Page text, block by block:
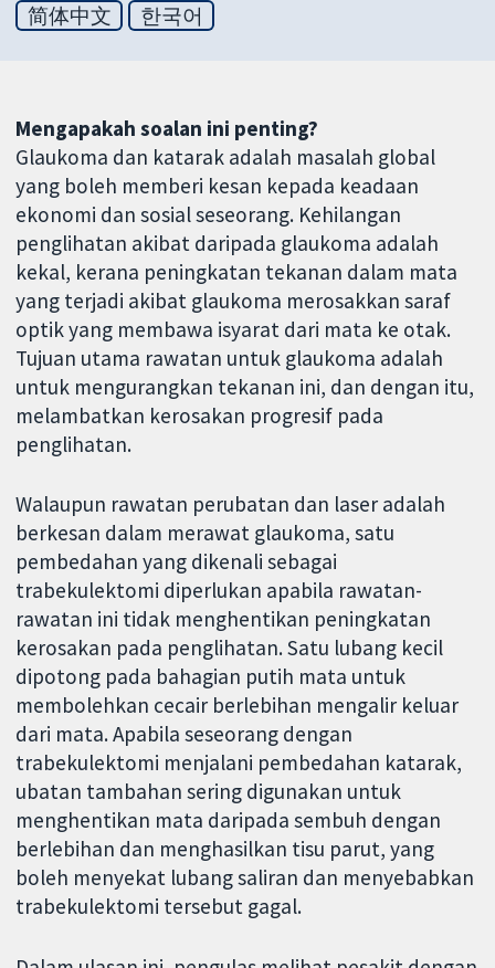
简体中文
한국어
Mengapakah soalan ini penting?
Glaukoma dan katarak adalah masalah global
yang boleh memberi kesan kepada keadaan
ekonomi dan sosial seseorang. Kehilangan
penglihatan akibat daripada glaukoma adalah
kekal, kerana peningkatan tekanan dalam mata
yang terjadi akibat glaukoma merosakkan saraf
optik yang membawa isyarat dari mata ke otak.
Tujuan utama rawatan untuk glaukoma adalah
untuk mengurangkan tekanan ini, dan dengan itu,
melambatkan kerosakan progresif pada
penglihatan.
Walaupun rawatan perubatan dan laser adalah
berkesan dalam merawat glaukoma, satu
pembedahan yang dikenali sebagai
trabekulektomi diperlukan apabila rawatan-
rawatan ini tidak menghentikan peningkatan
kerosakan pada penglihatan. Satu lubang kecil
dipotong pada bahagian putih mata untuk
membolehkan cecair berlebihan mengalir keluar
dari mata. Apabila seseorang dengan
trabekulektomi menjalani pembedahan katarak,
ubatan tambahan sering digunakan untuk
menghentikan mata daripada sembuh dengan
berlebihan dan menghasilkan tisu parut, yang
boleh menyekat lubang saliran dan menyebabkan
trabekulektomi tersebut gagal.